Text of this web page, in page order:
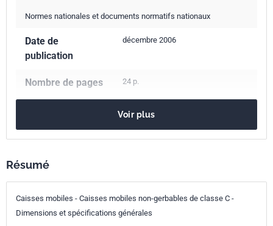
Normes nationales et documents normatifs nationaux
Date de
publication
décembre 2006
Nombre de pages 24 p.
Codes ICS
43.040.60
Indice de
classement
H90-202
Voir plus
Résumé
Caisses mobiles - Caisses mobiles non-gerbables de classe C -
Dimensions et spécifications générales